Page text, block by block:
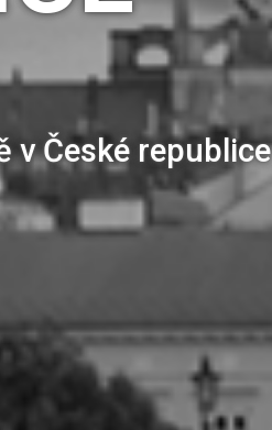
v České republice